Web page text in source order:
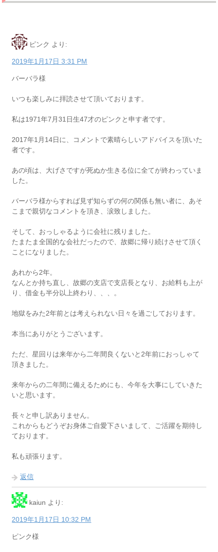
ピンク より:
2019年1月17日 3:31 PM
バーバラ様
いつも楽しみに拝読させて頂いております。
私は1971年7月31日生47才のピンクと申す者です。
2017年1月14日に、コメントで素晴らしいアドバイスを頂いた
者です。
あの頃は、大げさですが死ぬか生きる位に全てが終わっていま
した。
バーバラ様からすれば見ず知らずの何の関係も無い者に、あそ
こまで親切なコメントを頂き、涙致しました。
そして、おっしゃるように会社に残りました。
たまたま全国的な会社だったので、故郷に帰り続けさせて頂く
ことになりました。
あれから2年。
なんとか持ち直し、故郷の支店で支店長となり、お給料も上が
り、借金も半分以上終わり、、、。
地獄をみた2年前とは考えられない日々を過ごしております。
本当にありがとうございます。
ただ、星回りは来年から二年間良くないと2年前におっしゃて
頂きました。
来年からの二年間に備えるためにも、今年を大事にしていきた
いと思います。
長々と申し訳ありません。
これからもどうぞお身体ご自愛下さいまして、ご活躍を期待し
ております。
私も頑張ります。
返信
kaiun より:
2019年1月17日 10:32 PM
ピンク様